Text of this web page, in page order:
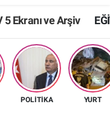
5 Ekranı ve Arşiv
POLİTİKA YURT